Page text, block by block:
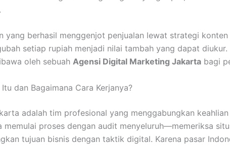
yang berhasil menggenjot penjualan lewat strategi
setiap rupiah menjadi nilai tambah yang dapat
oleh sebuah Agensi Digital Marketing Jakarta bagi
dan Bagaimana Cara Kerjanya?
adalah tim profesional yang menggabungkan
memulai proses dengan audit menyeluruh—memeriksa
tujuan bisnis dengan taktik digital. Karena pasar